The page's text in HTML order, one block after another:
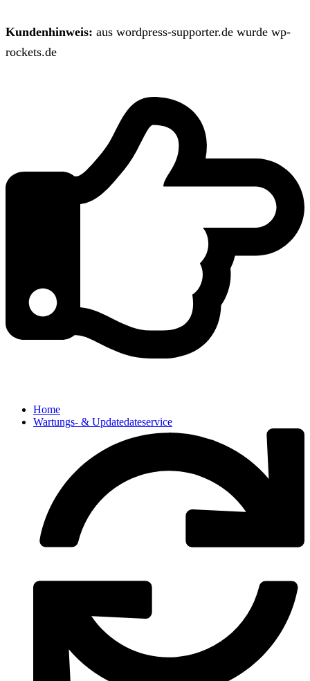
Kundenhinweis: aus wordpress-supporter.de wurde wp-
rockets.de
Home
Wartungs- & Updatedateservice